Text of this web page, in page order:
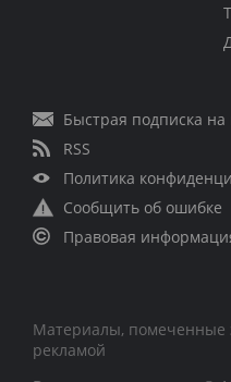
Быстрая подписка на
RSS
Политика
Сообщить об ошибке
Правовая
Материалы, помеченные
рекламой